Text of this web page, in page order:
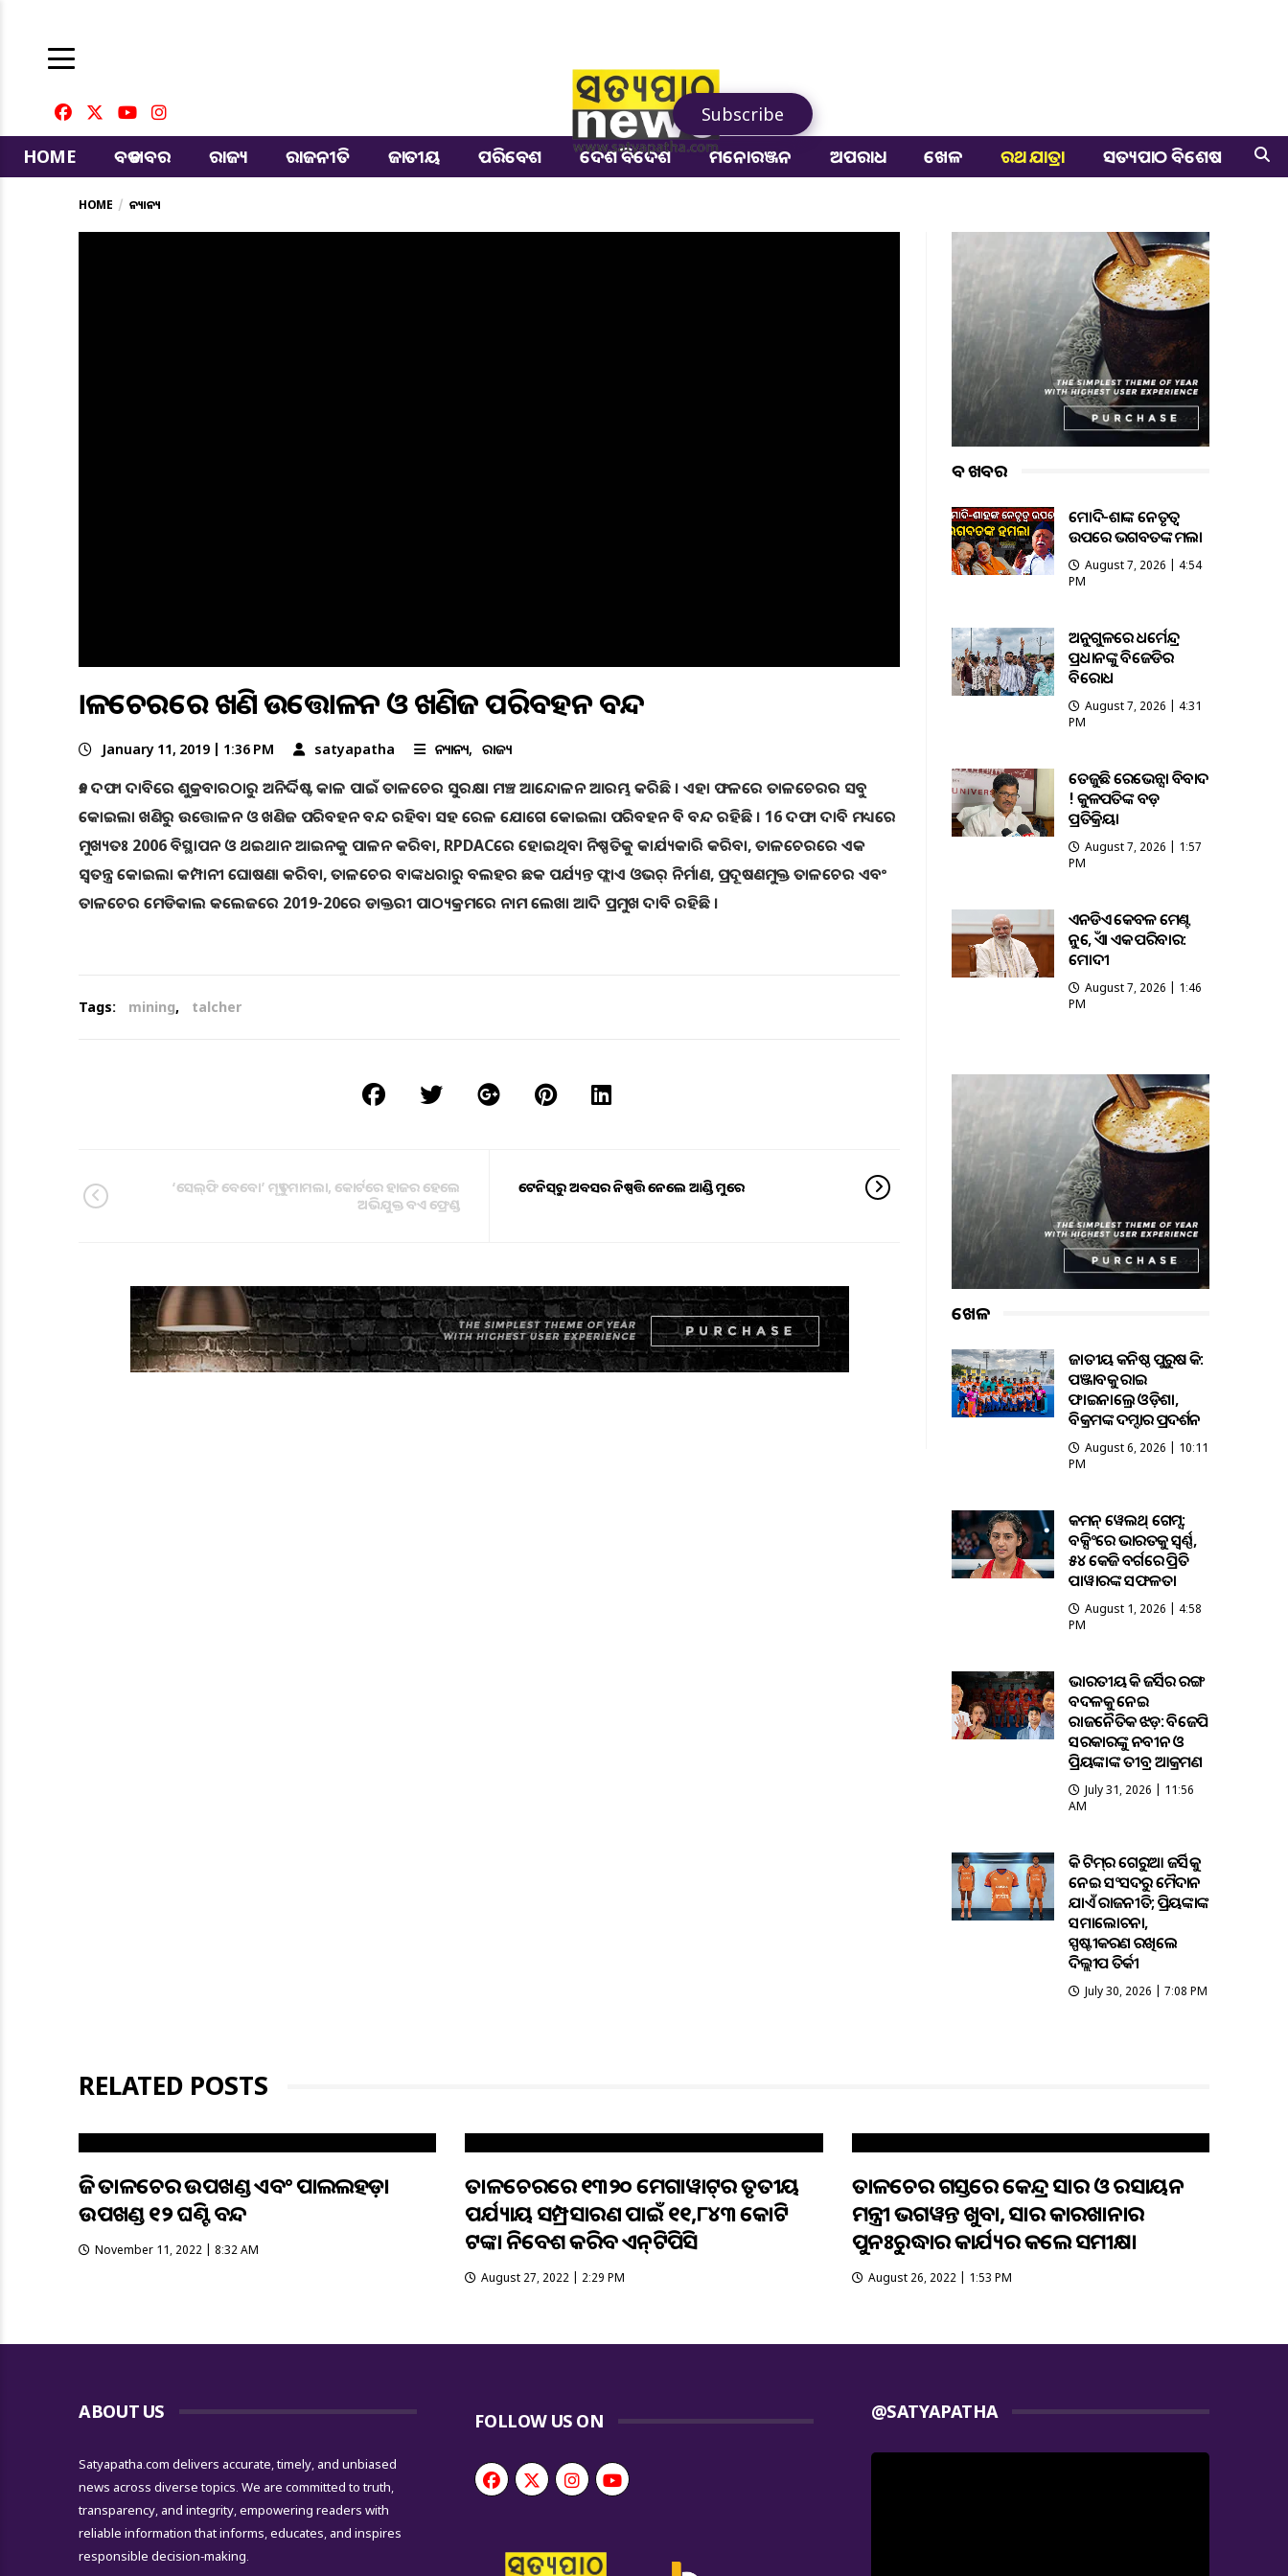
Subscribe
HOME
ବଡ ଖବର ରାଜ୍ୟ ରାଜନୀତି ଜାତୀୟ ପରିବେଶ ଦେଶ ବିଦେଶ ମନୋରଞ୍ଜନ ଅପରାଧ ଖେଳ ରଥ ଯାତ୍ରା ସତ୍ୟପାଠ ବିଶେଷ
HOME ଅନ୍ୟାନ୍ୟ
ତାଳଚେରରେ ଖଣି ଉତ୍ତୋଳନ ଓ ଖଣିଜ ପରିବହନ ବନ୍ଦ
January 11, 2019 | 1:36 PM satyapatha ଅନ୍ୟାନ୍ୟ ରାଜ୍ୟ
୧୬ ଦଫା ଦାବିରେ ଶୁକ୍ରବାରଠାରୁ ଅନିର୍ଦ୍ଦିଷ୍ଟ କାଳ ପାଇଁ ତାଳଚେର ସୁରକ୍ଷା ମଞ୍ଚ ଆନ୍ଦୋଳନ ଆରମ୍ଭ କରିଛି । ଏହା ଫଳରେ ତାଳଚେରର ସବୁ
କୋଇଲା ଖଣିରୁ ଉତ୍ତୋଳନ ଓ ଖଣିଜ ପରିବହନ ବନ୍ଦ ରହିବା ସହ ରେଳ ଯୋଗେ କୋଇଲା ପରିବହନ ବି ବନ୍ଦ ରହିଛି । 16 ଦଫା ଦାବି ମଧ୍ୟରେ
ମୁଖ୍ୟତଃ 2006 ବିସ୍ଥାପନ ଓ ଥଇଥାନ ଆଇନକୁ ପାଳନ କରିବା, RPDACରେ ହୋଇଥିବା ନିଷ୍ପତିକୁ କାର୍ଯ୍ୟକାରି କରିବା, ତାଳଚେରରେ ଏକ
ସ୍ଵତନ୍ତ୍ର କୋଇଲା କମ୍ପାନୀ ଘୋଷଣା କରିବା, ତାଳଚେର ବାଙ୍କଧରାରୁ ବଲହର ଛକ ପର୍ଯ୍ୟନ୍ତ ଫ୍ଲାଏ ଓଭର୍‌ ନିର୍ମାଣ, ପ୍ରଦୂଷଣମୁକ୍ତ ତାଳଚେର ଏବଂ
ତାଳଚେର ମେଡିକାଲ କଲେଜରେ 2019-20ରେ ଡାକ୍ତରୀ ପାଠ୍ୟକ୍ରମରେ ନାମ ଲେଖା ଆଦି ପ୍ରମୁଖ ଦାବି ରହିଛି ।
Tags: mining, talcher
‘ସେଲ୍‌ଫି ବେବୋ’ ମୃତ୍ୟୁ ମାମଲା, କୋର୍ଟରେ ହାଜର ହେଲେ
ଅଭିଯୁକ୍ତ ବଏ ଫ୍ରେଣ୍ଡ
ଟେନିସ୍‌ରୁ ଅବସର ନିଷ୍ପତ୍ତି ନେଲେ ଆଣ୍ଡି ମୁରେ
ବଡ ଖବର
ମୋଦି-ଶାହଙ୍କ ନେତୃତ୍ୱ
ଉପରେ ଭଗବତଙ୍କ ହମଲା
August 7, 2026 | 4:54
PM
ଅନୁଗୁଳରେ ଧର୍ମେନ୍ଦ୍ର
ପ୍ରଧାନଙ୍କୁ ବିଜେଡିର
ବିରୋଧ
August 7, 2026 | 4:31
PM
ତେଜୁଛି ରେଭେନ୍ସା ବିବାଦ
! କୁଳପତିଙ୍କ ବଡ଼
ପ୍ରତିକ୍ରିୟା
August 7, 2026 | 1:57
PM
ଏନଡିଏ କେବଳ ମେଣ୍ଟ
ନୁହେଁ, ଏହା ଏକ ପରିବାର:
ମୋଦୀ
August 7, 2026 | 1:46
PM
ଖେଳ
ଜାତୀୟ କନିଷ୍ଠ ପୁରୁଷ ହକି:
ପଞ୍ଜାବକୁ ହରାଇ
ଫାଇନାଲ୍ରେ ଓଡ଼ିଶା,
ବିକ୍ରମଙ୍କ ଦମ୍ଦାର ପ୍ରଦର୍ଶନ
August 6, 2026 | 10:11
PM
କମନ୍ ୱେଲଥ୍ ଗେମ୍ସ:
ବକ୍ସିଂରେ ଭାରତକୁ ସ୍ବର୍ଣ୍ଣ,
୫୪ କେଜି ବର୍ଗରେ ପ୍ରିତି
ପାୱାରଙ୍କ ସଫଳତା
August 1, 2026 | 4:58
PM
ଭାରତୀୟ ହକି ଜର୍ସିର ରଙ୍ଗ
ବଦଳକୁ ନେଇ
ରାଜନୈତିକ ଝଡ଼: ବିଜେପି
ସରକାରଙ୍କୁ ନବୀନ ଓ
ପ୍ରିୟଙ୍କାଙ୍କ ତୀବ୍ର ଆକ୍ରମଣ
July 31, 2026 | 11:56
AM
ହକି ଟିମ୍‌ର ଗେରୁଆ ଜର୍ସିକୁ
ନେଇ ସଂସଦରୁ ମୈଦାନ
ଯାଏଁ ରାଜନୀତି; ପ୍ରିୟଙ୍କାଙ୍କ
ସମାଲୋଚନା,
ସ୍ପଷ୍ଟୀକରଣ ରଖିଲେ
ଦିଲ୍ଲୀପ ତିର୍କୀ
July 30, 2026 | 7:08 PM
RELATED POSTS
ଆଜି ତାଳଚେର ଉପଖଣ୍ଡ ଏବଂ ପାଲଲହଡ଼ା
ଉପଖଣ୍ଡ ୧୨ ଘଣ୍ଟିଆ ବନ୍ଦ
November 11, 2022 | 8:32 AM
ତାଳଚେରରେ ୧୩୨୦ ମେଗାୱାଟ୍‌ର ତୃତୀୟ
ପର୍ଯ୍ୟାୟ ସମ୍ପ୍ରସାରଣ ପାଇଁ ୧୧,୮୪୩ କୋଟି
ଟଙ୍କା ନିବେଶ କରିବ ଏନ୍‌ଟିପିସି
August 27, 2022 | 2:29 PM
ତାଳଚେର ଗସ୍ତରେ କେନ୍ଦ୍ର ସାର ଓ ରସାୟନ
ମନ୍ତ୍ରୀ ଭଗୱନ୍ତ ଖୁବା, ସାର କାରଖାନାର
ପୁନଃରୁଦ୍ଧାର କାର୍ଯ୍ୟର କଲେ ସମୀକ୍ଷା
August 26, 2022 | 1:53 PM
ABOUT US
Satyapatha.com delivers accurate, timely, and unbiased
news across diverse topics. We are committed to truth,
transparency, and integrity, empowering readers with
reliable information that informs, educates, and inspires
responsible decision-making.
FOLLOW US ON @SATYAPATHA